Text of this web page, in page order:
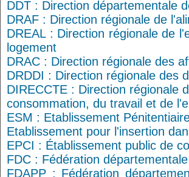
DDT : Direction départementale
DRAF : Direction régionale de
DREAL : Direction régionale de
logement
DRAC : Direction régionale des
DRDDI : Direction régionale des
DIRECCTE : Direction régionale
consommation, du travail et de
ESM : Etablissement
Etablissement pour l'insertion
EPCI : Établissement public de
FDC : Fédération
FDAPP : Fédération